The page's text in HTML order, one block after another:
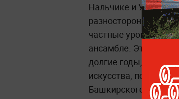
Нальчике и Уфе,
разносторонним
частные уроки
ансамбле. Эта
долгие годы, и
искусства, поступив
Башкирского